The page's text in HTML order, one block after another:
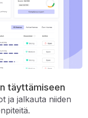
täyttämiseen
ja jalkauta niiden